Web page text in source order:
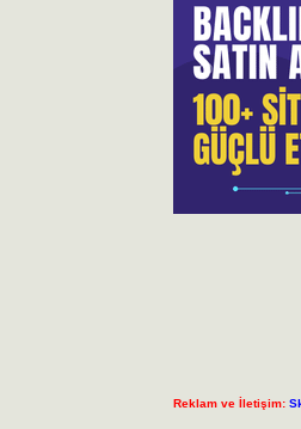
Reklam ve İletişim: